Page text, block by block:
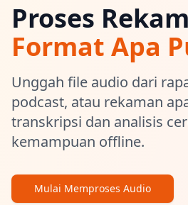
Proses
Format Apa
Unggah file audio dari
podcast, atau rekaman
transkripsi dan analisis
kemampuan offline.
Mulai Memproses Audio